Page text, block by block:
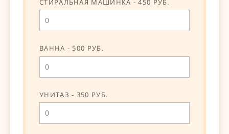
СТИРАЛЬНАЯ МАШИНКА - 450 РУБ.
ВАННА - 500 РУБ.
УНИТАЗ - 350 РУБ.